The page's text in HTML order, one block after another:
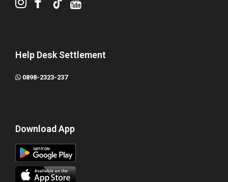
Help Desk Settlement
0898-2323-237
Download App